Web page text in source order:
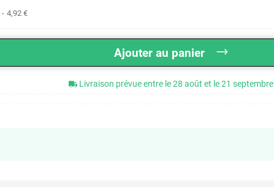
- 4,92 €
Ajouter au panier
Livraison prévue entre le 28 août et le 21 septembre